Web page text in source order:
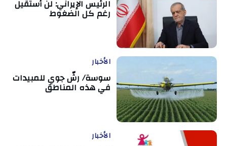
الرئيس الإيراني: لن أستقيل
رغم كل الضغوط
الأخبار
سوسة/ رشّ جوي للمبيدات
في هذه المناطق
الأخبار